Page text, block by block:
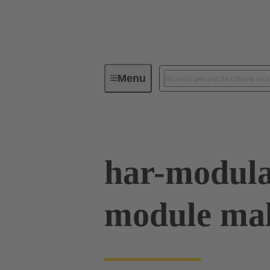
MenuSerie
har-
module